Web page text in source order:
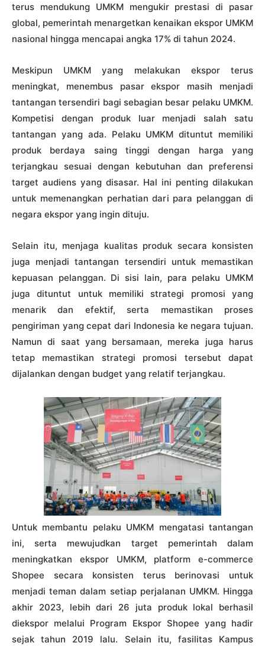
terus mendukung UMKM mengukir prestasi di pasar
global, pemerintah menargetkan kenaikan ekspor UMKM
nasional hingga mencapai angka 17% di tahun 2024.
Meskipun UMKM yang melakukan ekspor terus
meningkat, menembus pasar ekspor masih menjadi
tantangan tersendiri bagi sebagian besar pelaku UMKM.
Kompetisi dengan produk luar menjadi salah satu
tantangan yang ada. Pelaku UMKM dituntut memiliki
produk berdaya saing tinggi dengan harga yang
terjangkau sesuai dengan kebutuhan dan preferensi
target audiens yang disasar. Hal ini penting dilakukan
untuk memenangkan perhatian dari para pelanggan di
negara ekspor yang ingin dituju.
Selain itu, menjaga kualitas produk secara konsisten
juga menjadi tantangan tersendiri untuk memastikan
kepuasan pelanggan. Di sisi lain, para pelaku UMKM
juga dituntut untuk memiliki strategi promosi yang
menarik dan efektif, serta memastikan proses
pengiriman yang cepat dari Indonesia ke negara tujuan.
Namun di saat yang bersamaan, mereka juga harus
tetap memastikan strategi promosi tersebut dapat
dijalankan dengan budget yang relatif terjangkau.
Untuk membantu pelaku UMKM mengatasi tantangan
ini, serta mewujudkan target pemerintah dalam
meningkatkan ekspor UMKM, platform e-commerce
Shopee secara konsisten terus berinovasi untuk
menjadi teman dalam setiap perjalanan UMKM. Hingga
akhir 2023, lebih dari 26 juta produk lokal berhasil
diekspor melalui Program Ekspor Shopee yang hadir
sejak tahun 2019 lalu. Selain itu, fasilitas Kampus